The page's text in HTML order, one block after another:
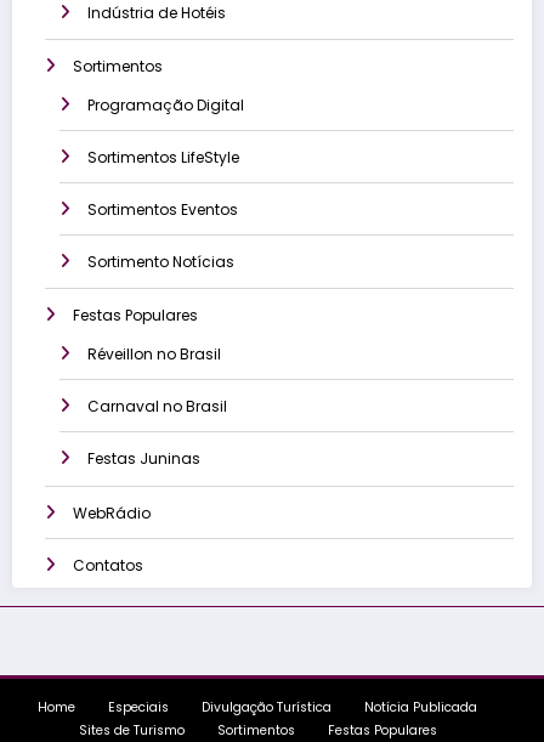
Indústria de Hotéis
Sortimentos
Programação Digital
Sortimentos LifeStyle
Sortimentos Eventos
Sortimento Notícias
Festas Populares
Réveillon no Brasil
Carnaval no Brasil
Festas Juninas
WebRádio
Contatos
Home Especiais Divulgação Turística
Notícia Publicada
Sites de Turismo
Sortimentos Festas Populares